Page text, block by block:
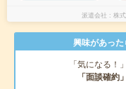
派遣会社 株
興味があっ
「気になる！
「面談確約」